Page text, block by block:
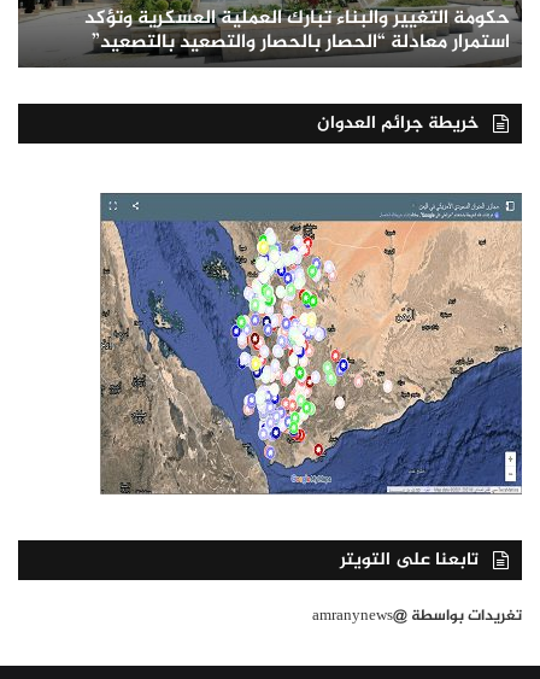
حكومة التغيير والبناء تبارك العملية العسكرية وتؤكد
استمرار معادلة “الحصار بالحصار والتصعيد بالتصعيد”
خريطة جرائم العدوان
تابعنا على التويتر
تغريدات بواسطة @amranynews